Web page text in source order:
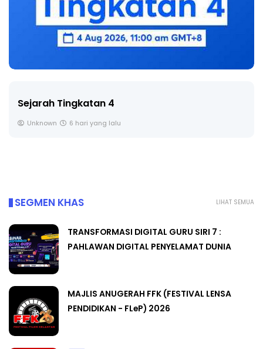
LIVE
🔴 [LIVE] PRINSIP PERAKAUNAN, BEDAH TUNTAS
LIHAT SEMUA
SEGMEN KHAS
TRANSFORMASI DIGITAL GURU SIRI 7 :
PAHLAWAN DIGITAL PENYELAMAT DUNIA
MAJLIS ANUGERAH FFK (FESTIVAL LENSA
PENDIDIKAN - FLeP) 2026